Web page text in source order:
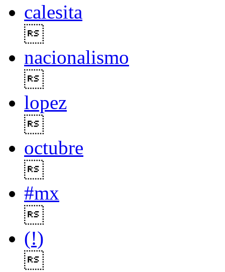
calesita
nacionalismo
lopez
octubre
#mx
(!)